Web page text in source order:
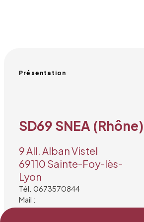
Présentation
SD69 SNEA (Rhône)
9 All. Alban Vistel
69110 Sainte-Foy-lès-
Lyon
Tél. 0673570844
Mail :
martinrichaud.fabienne@gmail.com